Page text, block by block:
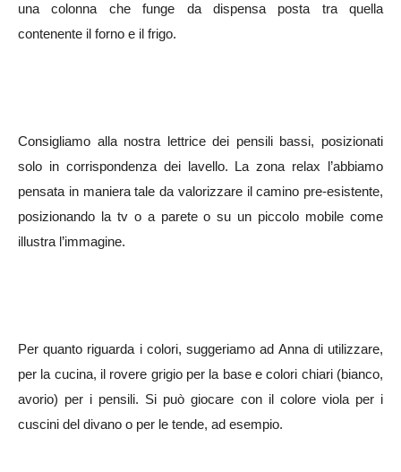
una colonna che funge da dispensa posta tra quella
contenente il forno e il frigo.
Consigliamo alla nostra lettrice dei pensili bassi, posizionati
solo in corrispondenza dei lavello. La zona relax l’abbiamo
pensata in maniera tale da valorizzare il camino pre-esistente,
posizionando la tv o a parete o su un piccolo mobile come
illustra l’immagine.
Per quanto riguarda i colori, suggeriamo ad Anna di utilizzare,
per la cucina, il rovere grigio per la base e colori chiari (bianco,
avorio) per i pensili. Si può giocare con il colore viola per i
cuscini del divano o per le tende, ad esempio.